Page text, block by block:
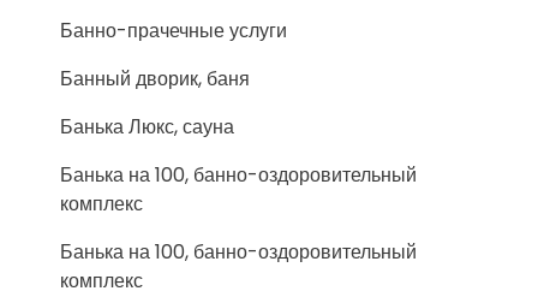
Банно-прачечные услуги
Банный дворик, баня
Банька Люкс, сауна
Банька на 100, банно-оздоровительный
комплекс
Банька на 100, банно-оздоровительный
комплекс